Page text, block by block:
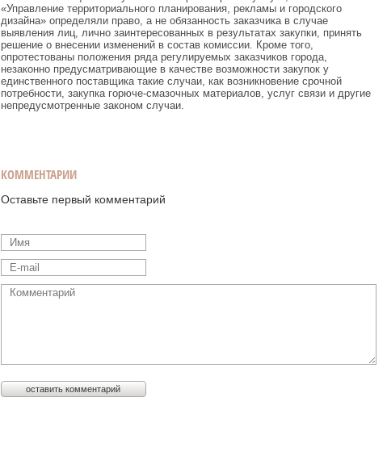
«Управление территориального планирования, рекламы и городского
дизайна» определяли право, а не обязанность заказчика в случае
выявления лиц, лично заинтересованных в результатах закупки, принять
решение о внесении изменений в состав комиссии. Кроме того,
опротестованы положения ряда регулируемых заказчиков города,
незаконно предусматривающие в качестве возможности закупок у
единственного поставщика такие случаи, как возникновение срочной
потребности, закупка горюче-смазочных материалов, услуг связи и другие
непредусмотренные законом случаи.
КОММЕНТАРИИ
Оставьте первый комментарий